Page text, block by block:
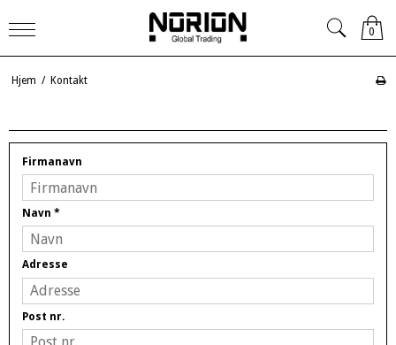
0
Hjem / Kontakt
Firmanavn
Navn *
Adresse
Post nr.